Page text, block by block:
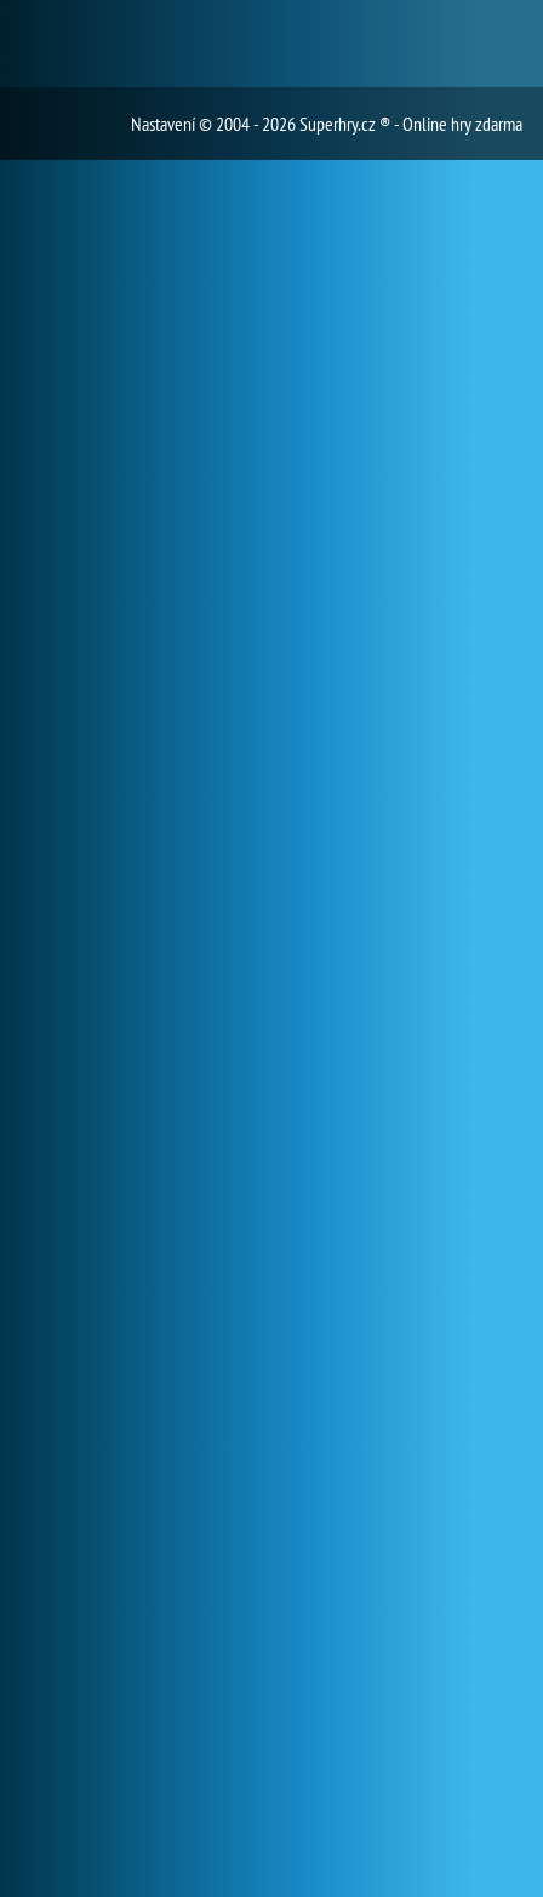
Nastavení© 2004 - 2026 Superhry.cz ® - Online hry zdarma